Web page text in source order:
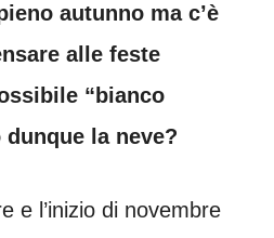
autunno ma c’è
alle feste
“bianco
dunque la neve?
e l’inizio di novembre